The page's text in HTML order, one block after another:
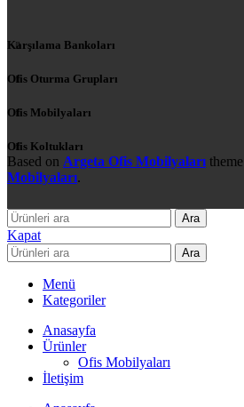
Karşılama Bankoları
Ofis Oturma Grupları
Ofis Mobilyaları
Ofis Koltukları
Based on Argeta Ofis Mobilyaları theme
Mobilyaları.
Ara
Kapat
Ara
Menü
Kategoriler
Anasayfa
Ürünler
Ofis Mobilyaları
İletişim